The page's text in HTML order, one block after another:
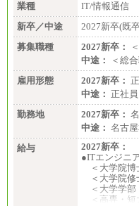
業種
IT/情報通信
新卒／中途
2027新卒(既
募集職種
2027新卒：
中途：
＜総
雇用形態
2027新卒：
中途： 正社員
勤務地
2027新卒：
中途： 名古
給与
2027新卒：
●ITエンジニ
＜大学院博
＜大学院修
＜大学学部
＜高専・短